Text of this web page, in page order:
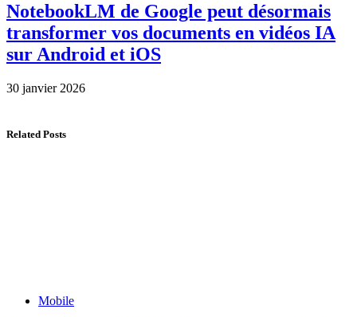
NotebookLM de Google peut désormais
transformer vos documents en vidéos IA
sur Android et iOS
30 janvier 2026
Related Posts
Mobile